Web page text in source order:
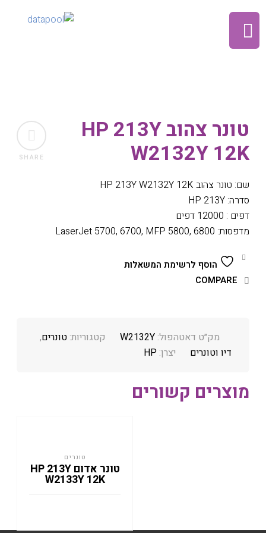
SHARE
טונר צהוב HP 213Y
W2132Y 12K
שם: טונר צהוב HP 213Y W2132Y 12K
סדרה: HP 213Y
דפים : 12000 דפים
מדפסות: LaserJet 5700, 6700, MFP 5800, 6800
הוסף לרשימת המשאלות
COMPARE
מק״ט דאטהפול:W2132Y קטגוריות:טונרים,
דיו וטונרים
יצרן:HP
מוצרים קשורים
טונרים
טונר אדום HP 213Y
W2133Y 12K